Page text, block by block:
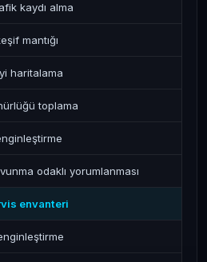
kaydı alma
mantığı
haritalama
toplama
odaklı yorumlanması
envanteri